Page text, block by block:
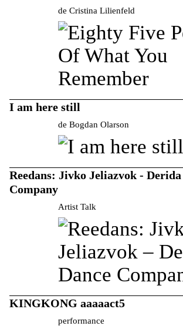
de Cristina Lilienfeld
I am here still
de Bogdan Olarson
Reedans: Jivko Jeliazvok - Derida
Company
Artist Talk
KINGKONG aaaaact5
performance